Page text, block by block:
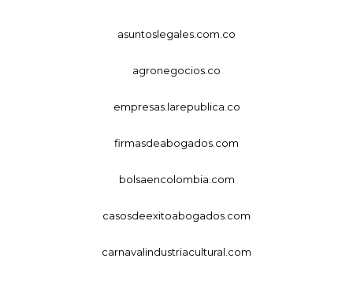
asuntoslegales.com.co
agronegocios.co
empresas.larepublica.co
firmasdeabogados.com
bolsaencolombia.com
casosdeexitoabogados.com
carnavalindustriacultural.com